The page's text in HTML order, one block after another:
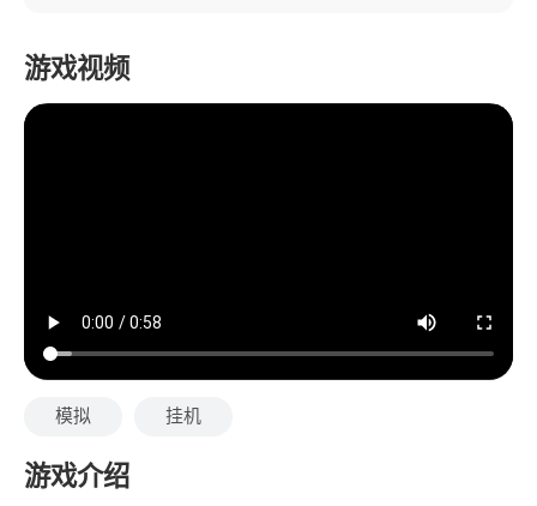
游戏视频
模拟 挂机
游戏介绍